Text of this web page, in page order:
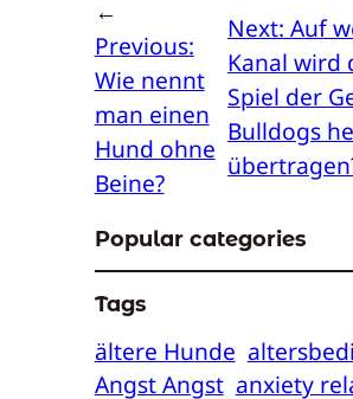
←
Previous:
Wie nennt
man einen
Hund ohne
Beine?
Next:Auf
Kanal wird
Spiel der
Bulldogs
Popular categories
Tags
ältere Hunde
Angst Angst anxiety